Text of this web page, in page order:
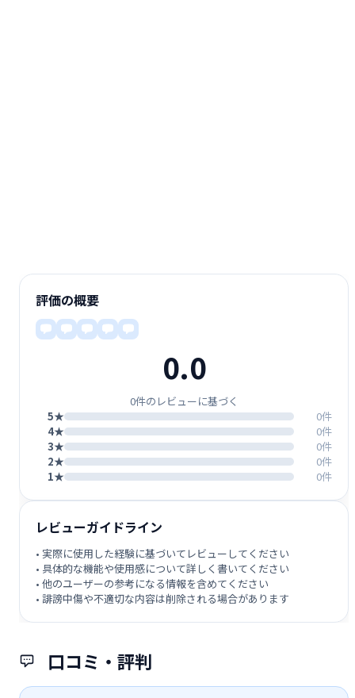
口コミ・評判
評価の概要
0.0
0件のレビューに基づく
5★
0件
4★
0件
3★
0件
2★
0件
1★
0件
レビューガイドライン
• 実際に使用した経験に基づいてレビューしてください
• 具体的な機能や使用感について詳しく書いてください
• 他のユーザーの参考になる情報を含めてください
• 誹謗中傷や不適切な内容は削除される場合があります